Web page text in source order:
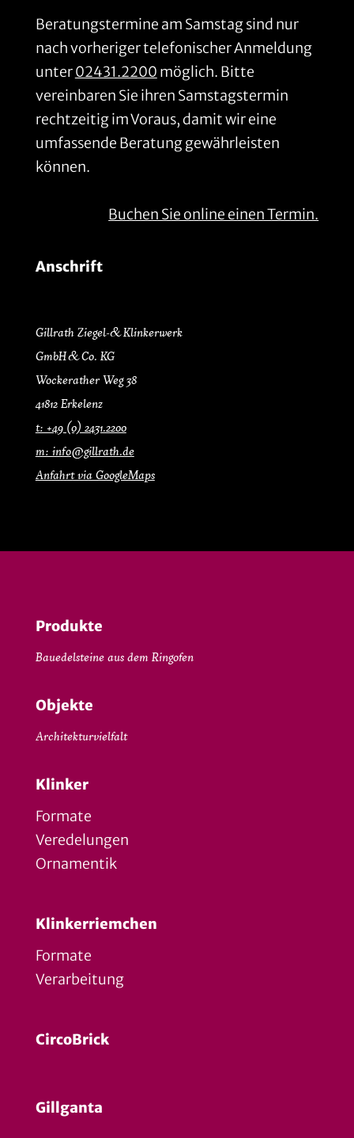
Beratungstermine am Samstag sind nur
nach vorheriger telefonischer Anmeldung
unter02431.2200 möglich. Bitte
vereinbaren Sie ihren Samstagstermin
rechtzeitig im Voraus, damit wir eine
umfassende Beratung gewährleisten
können.
Buchen Sie online einen Termin.
Anschrift
Gillrath Ziegel- & Klinkerwerk
GmbH & Co. KG
Wockerather Weg 38
41812 Erkelenz
t: +49 (0) 2431.2200
m: info@gillrath.de
Anfahrt via GoogleMaps
Produkte
Bauedelsteine aus dem Ringofen
Objekte
Architekturvielfalt
Klinker
Formate
Veredelungen
Ornamentik
Klinkerriemchen
Formate
Verarbeitung
CircoBrick
Gillganta